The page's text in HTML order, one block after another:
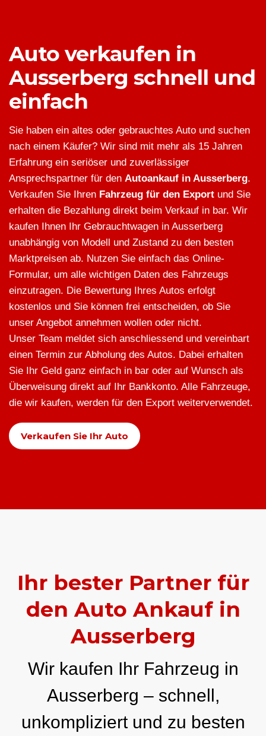
Auto verkaufen in
Ausserberg schnell und
einfach
Sie haben ein altes oder gebrauchtes Auto und suchen
nach einem Käufer? Wir sind mit mehr als 15 Jahren
Erfahrung ein seriöser und zuverlässiger
Ansprechspartner für den Autoankauf in Ausserberg.
Verkaufen Sie Ihren Fahrzeug für den Export und Sie
erhalten die Bezahlung direkt beim Verkauf in bar. Wir
kaufen Ihnen Ihr Gebrauchtwagen in Ausserberg
unabhängig von Modell und Zustand zu den besten
Marktpreisen ab. Nutzen Sie einfach das Online-
Formular, um alle wichtigen Daten des Fahrzeugs
einzutragen. Die Bewertung Ihres Autos erfolgt
kostenlos und Sie können frei entscheiden, ob Sie
unser Angebot annehmen wollen oder nicht.
Unser Team meldet sich anschliessend und vereinbart
einen Termin zur Abholung des Autos. Dabei erhalten
Sie Ihr Geld ganz einfach in bar oder auf Wunsch als
Überweisung direkt auf Ihr Bankkonto. Alle Fahrzeuge,
die wir kaufen, werden für den Export weiterverwendet.
Verkaufen Sie Ihr Auto
Ihr bester Partner für
den Auto Ankauf in
Ausserberg
Wir kaufen Ihr Fahrzeug in
Ausserberg – schnell,
unkompliziert und zu besten